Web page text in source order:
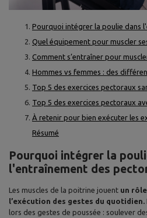
Pourquoi intégrer la poulie dans
Quel équipement pour muscler
Comment s’entraîner pour
Hommes vs femmes : des
Top 5 des exercices pectoraux
Top 5 des exercices pectoraux
À retenir pour bien exécuter les
Résumé
Pourquoi intégrer la
l'entraînement des
Les muscles de la poitrine jouent un
l’exécution des gestes du quotidien.
lors des gestes de poussée : soulever